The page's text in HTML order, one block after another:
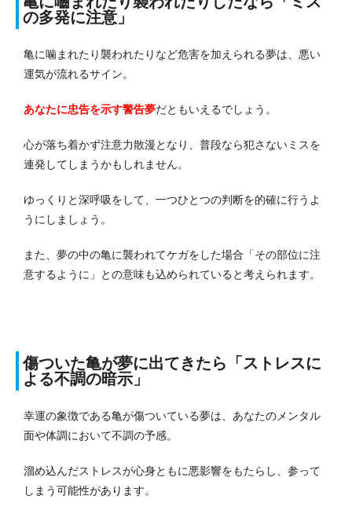
の多発に注意」
亀に噛まれたり襲われたりなど危害を加えられる夢は、悪い
運気が流れるサイン。
あなたに忠告を示す警告夢だともいえるでしょう。
心が落ち着かず注意力散漫となり、普段なら犯さないミスを
連発してしまうかもしれません。
ゆっくりと深呼吸をして、一つひとつの判断を的確に行うよ
うにしましょう。
また、夢の中の亀に襲われてケガをした場合「その部位に注
意するように」との意味も込められていると考えられます。
傷ついた亀が夢に出てきたら「ストレスに
よる不調の暗示」
幸運の象徴である亀が傷ついている夢は、あなたのメンタル
面や体調において不調の予感。
溜め込んだストレスが心身ともに悪影響をもたらし、参って
しまう可能性があります。